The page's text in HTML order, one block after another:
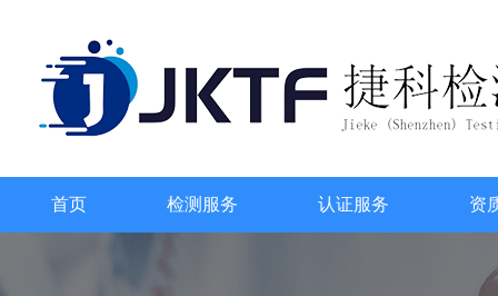
首页 检测服务 认证服务 资